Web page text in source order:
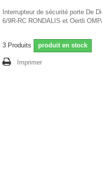
Interrupteur de sécurité porte De
6/9R-RC RONDALIS et Oertli
3 Produits produit en stock
Imprimer